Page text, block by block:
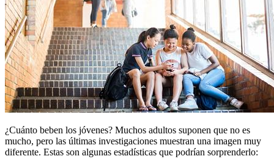
​¿Cuánto beben los jóvenes? Muchos adultos suponen que no es
mucho, pero las últimas investigaciones muestran una imagen muy
diferente. Estas son algunas estadísticas que podrían sorprenderlo: